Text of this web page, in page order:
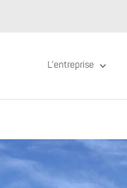
L’entreprise